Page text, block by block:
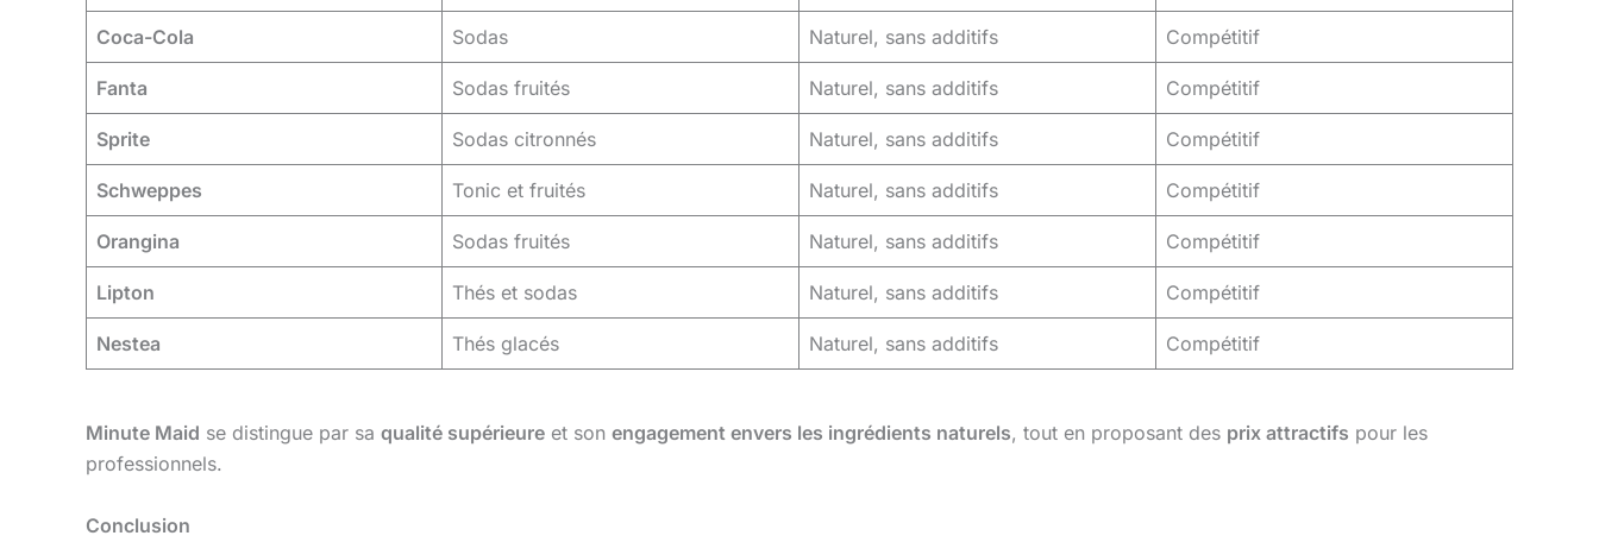
Coca-Cola Sodas Naturel, sans additifs Compétitif
Fanta Sodas fruités Naturel, sans additifs Compétitif
Sprite Sodas citronnés Naturel, sans additifs Compétitif
Schweppes Tonic et fruités Naturel, sans additifs Compétitif
Orangina Sodas fruités Naturel, sans additifs Compétitif
Lipton Thés et sodas Naturel, sans additifs Compétitif
Nestea Thés glacés Naturel, sans additifs Compétitif
Minute Maid se distingue par sa qualité supérieure et son engagement envers les ingrédients naturels, tout en proposant des prix attractifs pour les
professionnels.
Conclusion